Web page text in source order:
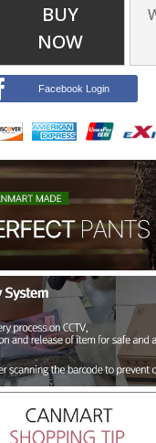
BUY
NOW
Facebook Login